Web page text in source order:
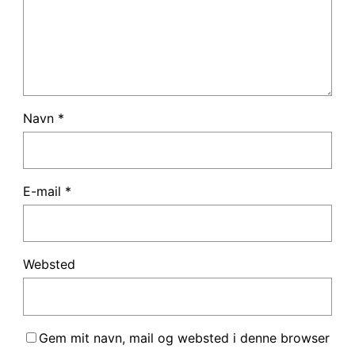
Navn *
E-mail *
Websted
Gem mit navn, mail og websted i denne browser